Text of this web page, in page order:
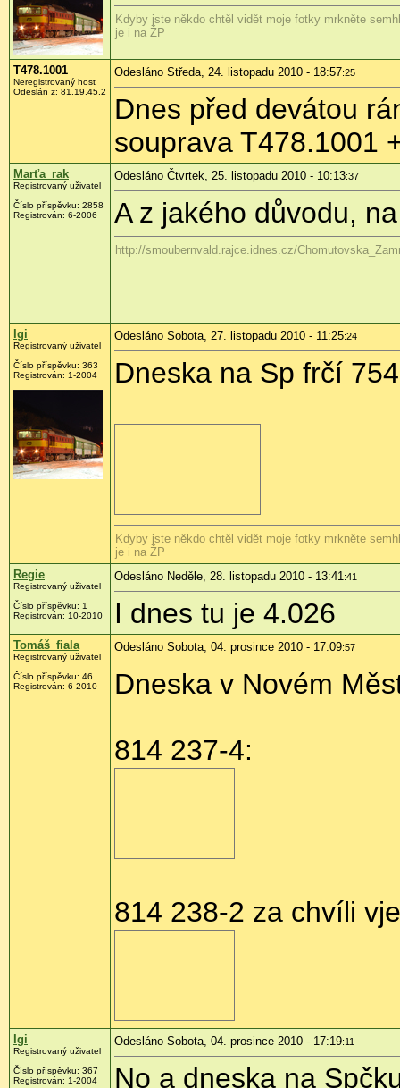
Kdyby jste někdo chtěl vidět moje fotky mrkněte
je i na ŽP
T478.1001
Neregistrovaný host
Odeslán z: 81.19.45.2
Odesláno Středa, 24. listopadu 2010 - 18:57:25
Dnes před devátou
souprava T478.1001
Marťa_rak
Registrovaný uživatel
Číslo příspěvku: 2858
Registrován: 6-2006
Odesláno Čtvrtek, 25. listopadu 2010 - 10:13:37
A z jakého důvodu,
http://smoubernvald.rajce.idnes.cz/
Igi
Registrovaný uživatel
Číslo příspěvku: 363
Registrován: 1-2004
Odesláno Sobota, 27. listopadu 2010 - 11:25:24
Dneska na Sp frčí
Kdyby jste někdo chtěl vidět moje fotky mrkněte
je i na ŽP
Regie
Registrovaný uživatel
Číslo příspěvku: 1
Registrován: 10-2010
Odesláno Neděle, 28. listopadu 2010 - 13:41:41
I dnes tu je 4.026
Tomáš_fiala
Registrovaný uživatel
Číslo příspěvku: 46
Registrován: 6-2010
Odesláno Sobota, 04. prosince 2010 - 17:09:57
Dneska v Novém
814 237-4:
814 238-2 za chvíli
Igi
Registrovaný uživatel
Číslo příspěvku: 367
Registrován: 1-2004
Odesláno Sobota, 04. prosince 2010 - 17:19:11
No a dneska na